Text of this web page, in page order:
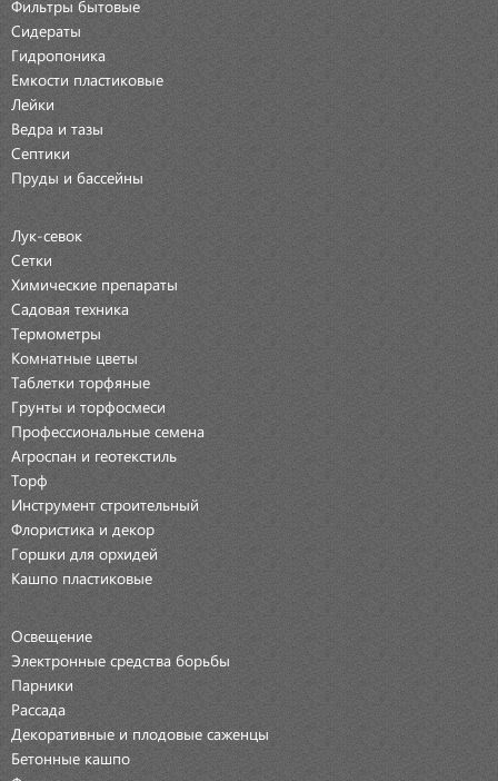
Фильтры бытовые
Сидераты
Гидропоника
Емкости пластиковые
Лейки
Ведра и тазы
Септики
Пруды и бассейны
Лук-севок
Сетки
Химические препараты
Садовая техника
Термометры
Комнатные цветы
Таблетки торфяные
Грунты и торфосмеси
Профессиональные семена
Агроспан и геотекстиль
Торф
Инструмент строительный
Флористика и декор
Горшки для орхидей
Кашпо пластиковые
Освещение
Электронные средства борьбы
Парники
Рассада
Декоративные и плодовые саженцы
Бетонные кашпо